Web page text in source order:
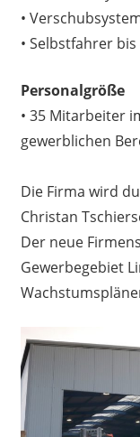
•
• Selbstfahrer
Personalgröße
• 35 Mitarbeiter
gewerblichen
Die Firma wird
Christan
Der neue
Gewerbegebiet